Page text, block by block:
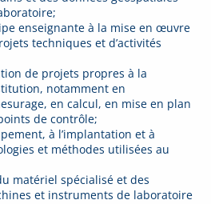
enseignante à la mise en œuvre
techniques et d’activités
de projets propres à la
notamment en
en calcul, en mise en plan
de contrôle;
à l’implantation et à
et méthodes utilisées au
matériel spécialisé et des
et instruments de laboratoire